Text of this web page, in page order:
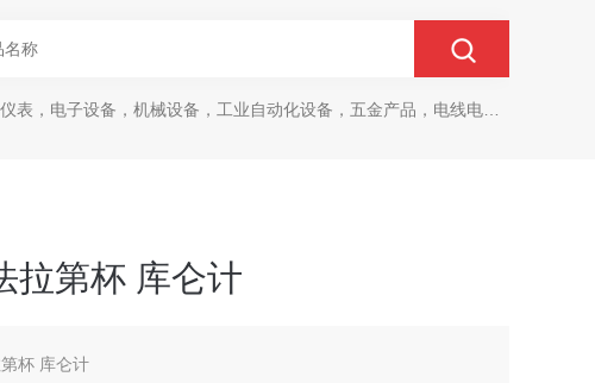
表，电子设备，机械设备，工业自动化设备，五金产品，电线电缆，金属材料，电子
拉第杯 库仑计
杯 库仑计